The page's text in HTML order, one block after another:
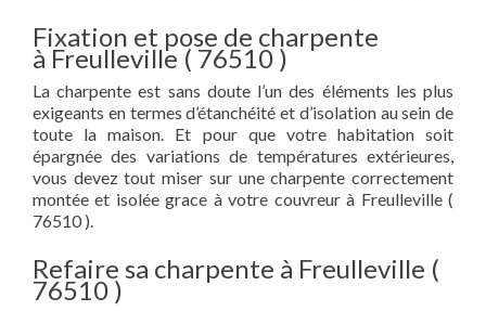
Fixation et pose de charpente
à Freulleville ( 76510 )
La charpente est sans doute l’un des éléments les plus
exigeants en termes d’étanchéité et d’isolation au sein de
toute la maison. Et pour que votre habitation soit
épargnée des variations de températures extérieures,
vous devez tout miser sur une charpente correctement
montée et isolée grace à votre couvreur à Freulleville (
76510 ).
Refaire sa charpente à Freulleville (
76510 )